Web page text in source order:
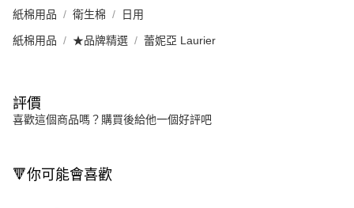
紙棉用品 衛生棉 日用
紙棉用品 ★品牌精選 蕾妮亞 Laurier
評價
喜歡這個商品嗎？購買後給他一個好評吧
🔻你可能會喜歡